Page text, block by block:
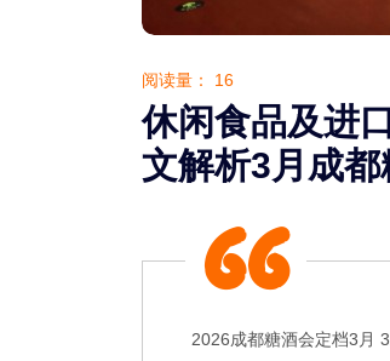
阅读量： 16
休闲食品及进
文解析3月成
2026成都糖酒会定档3月